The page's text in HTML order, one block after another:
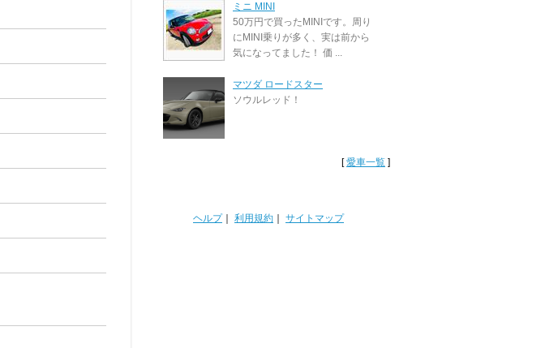
ミニ MINI
50万円で買ったMINIです。周り
にMINI乗りが多く、実は前から
気になってました！ 価 ...
マツダ ロードスター
ソウルレッド！
[愛車一覧 ]
ヘルプ｜ 利用規約 サイトマップ